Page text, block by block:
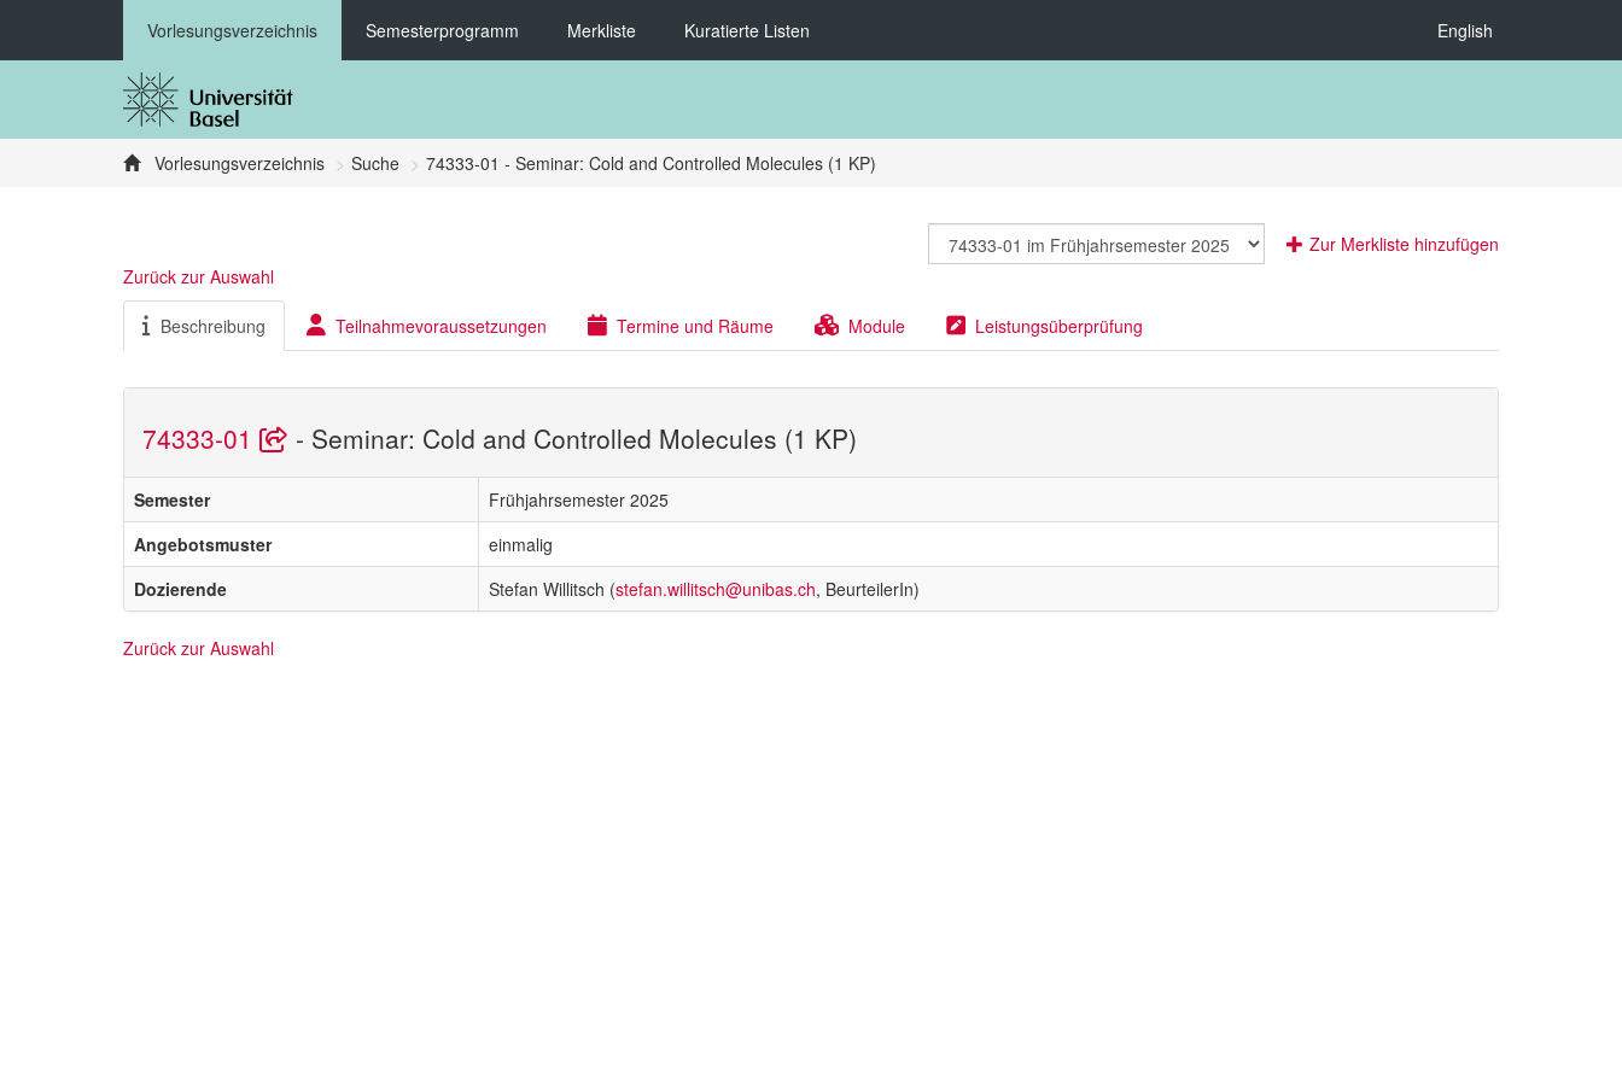
Vorlesungsverzeichnis Semesterprogramm Merkliste Kuratierte Listen English
Vorlesungsverzeichnis Suche 74333-01 - Seminar: Cold and Controlled Molecules (1 KP)
Zur Merkliste hinzufügen
Zurück zur Auswahl
Beschreibung Teilnahmevoraussetzungen Termine und Räume Module Leistungsüberprüfung
74333-01 - Seminar: Cold and Controlled Molecules (1 KP)
Semester
Frühjahrsemester 2025
Angebotsmuster
einmalig
Dozierende
Stefan Willitsch (stefan.willitsch@unibas.ch, BeurteilerIn)
Zurück zur Auswahl